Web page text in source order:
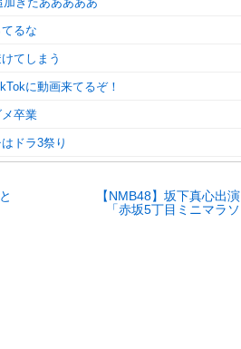
るな
てしまう
に動画来てるぞ！
メ卒業
ドラ3祭り
【NMB48】坂下真心出演
「赤坂5丁目ミニマラソ